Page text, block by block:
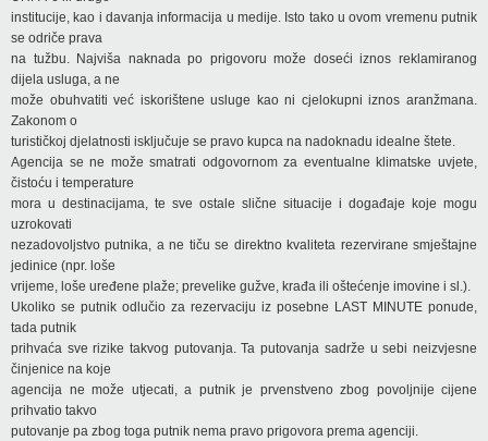
institucije, kao i davanja informacija u medije. Isto tako u ovom vremenu putnik
se odriče prava
na tužbu. Najviša naknada po prigovoru može doseći iznos reklamiranog
dijela usluga, a ne
može obuhvatiti već iskorištene usluge kao ni cjelokupni iznos aranžmana.
Zakonom o
turističkoj djelatnosti isključuje se pravo kupca na nadoknadu idealne štete.
Agencija se ne može smatrati odgovornom za eventualne klimatske uvjete,
čistoću i temperature
mora u destinacijama, te sve ostale slične situacije i događaje koje mogu
uzrokovati
nezadovoljstvo putnika, a ne tiču se direktno kvaliteta rezervirane smještajne
jedinice (npr. loše
vrijeme, loše uređene plaže; prevelike gužve, krađa ili oštećenje imovine i sl.).
Ukoliko se putnik odlučio za rezervaciju iz posebne LAST MINUTE ponude,
tada putnik
prihvaća sve rizike takvog putovanja. Ta putovanja sadrže u sebi neizvjesne
činjenice na koje
agencija ne može utjecati, a putnik je prvenstveno zbog povoljnije cijene
prihvatio takvo
putovanje pa zbog toga putnik nema pravo prigovora prema agenciji.